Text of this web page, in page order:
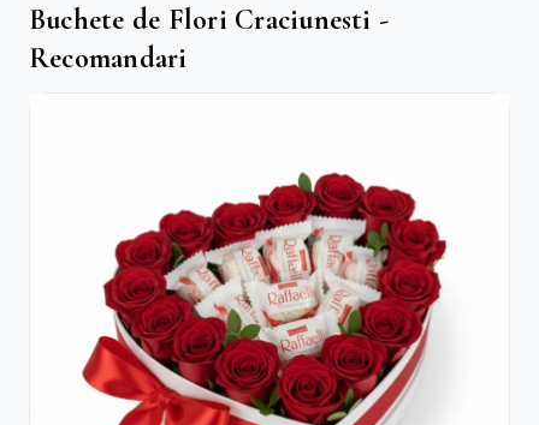
Buchete de Flori Craciunesti -
Recomandari